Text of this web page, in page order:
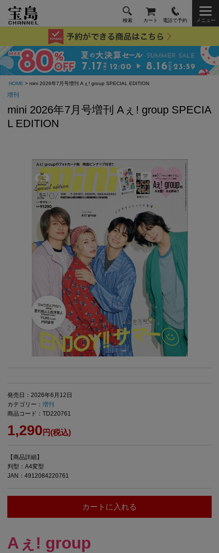
検索 カート 電話で予約 メニュー
HOME > mini 2026年7月号増刊 Aぇ! group SPECIAL EDITION
増刊
mini 2026年7月号増刊 Aぇ! group SPECIA
L EDITION
発売日：2026年6月12日
カテゴリー： 増刊
商品コード：TD220761
1,290 円(税込)
【商品詳細】
判型：A4変型
JAN：4912084220761
カートに入れる
Aぇ! group